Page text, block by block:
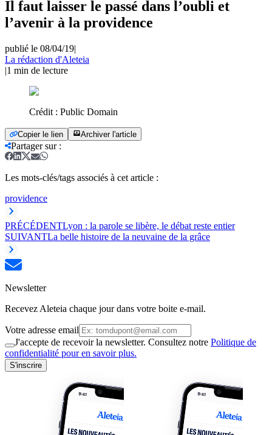
Il faut laisser le passé dans l’oubli et
l’avenir à la providence
publié le 08/04/19|
La rédaction d'Aleteia
|1 min de lecture
Crédit : Public Domain
Copier le lien Archiver l'article
Partager sur:
Les mots-clés/tags associés à cet article :
providence
PRÉCÉDENTLyon : la parole se libère, le débat reste entier
SUIVANTLa belle histoire de la neuvaine de la grâce
Newsletter
Recevez Aleteia chaque jour dans votre boite e-mail.
Votre adresse email
J'accepte de recevoir la newsletter. Consultez notre Politique de
confidentialité pour en savoir plus.
S'inscrire